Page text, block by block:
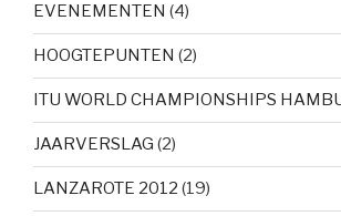
EVENEMENTEN (4)
HOOGTEPUNTEN (2)
ITU WORLD CHAMPIONSHIPS
JAARVERSLAG (2)
LANZAROTE 2012 (19)